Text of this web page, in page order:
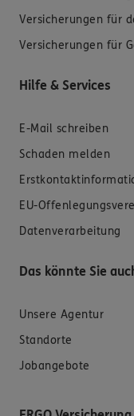
Versicherungen für
Versicherungen für
Hilfe & Services
E-Mail schreiben
Schaden melden
EU-
Datenverarbeitung
Das könnte Sie
Unsere Agentur
Standorte
Jobangebote